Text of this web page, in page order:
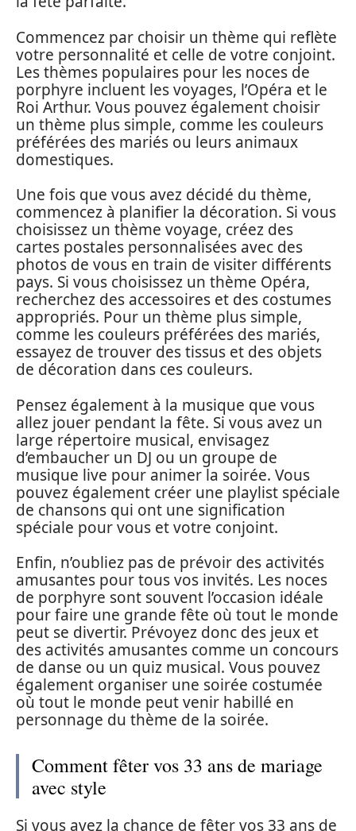
Commencez par choisir un thème qui reflète
votre personnalité et celle de votre conjoint.
Les thèmes populaires pour les noces de
porphyre incluent les voyages, l’Opéra et le
Roi Arthur. Vous pouvez également choisir
un thème plus simple, comme les couleurs
préférées des mariés ou leurs animaux
domestiques.
Une fois que vous avez décidé du thème,
commencez à planifier la décoration. Si vous
choisissez un thème voyage, créez des
cartes postales personnalisées avec des
photos de vous en train de visiter différents
pays. Si vous choisissez un thème Opéra,
recherchez des accessoires et des costumes
appropriés. Pour un thème plus simple,
comme les couleurs préférées des mariés,
essayez de trouver des tissus et des objets
de décoration dans ces couleurs.
Pensez également à la musique que vous
allez jouer pendant la fête. Si vous avez un
large répertoire musical, envisagez
d’embaucher un DJ ou un groupe de
musique live pour animer la soirée. Vous
pouvez également créer une playlist spéciale
de chansons qui ont une signification
spéciale pour vous et votre conjoint.
Enfin, n’oubliez pas de prévoir des activités
amusantes pour tous vos invités. Les noces
de porphyre sont souvent l’occasion idéale
pour faire une grande fête où tout le monde
peut se divertir. Prévoyez donc des jeux et
des activités amusantes comme un concours
de danse ou un quiz musical. Vous pouvez
également organiser une soirée costumée
où tout le monde peut venir habillé en
personnage du thème de la soirée.
Comment fêter vos 33 ans de mariage
avec style
Si vous avez la chance de fêter vos 33 ans de